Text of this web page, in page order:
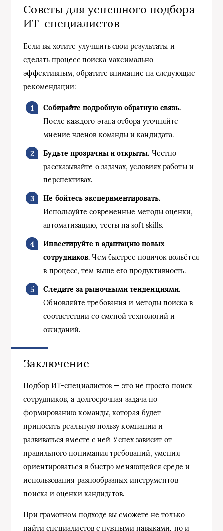
Советы для успешного подбора
ИТ-специалистов
Если вы хотите улучшить свои результаты и
сделать процесс поиска максимально
эффективным, обратите внимание на следующие
рекомендации:
Собирайте подробную обратную связь.
После каждого этапа отбора уточняйте
мнение членов команды и кандидата.
Будьте прозрачны и открыты. Честно
рассказывайте о задачах, условиях работы и
перспективах.
Не бойтесь экспериментировать.
Используйте современные методы оценки,
автоматизацию, тесты на soft skills.
Инвестируйте в адаптацию новых
сотрудников. Чем быстрее новичок вольётся
в процесс, тем выше его продуктивность.
Следите за рыночными тенденциями.
Обновляйте требования и методы поиска в
соответствии со сменой технологий и
ожиданий.
Заключение
Подбор ИТ-специалистов — это не просто поиск
сотрудников, а долгосрочная задача по
формированию команды, которая будет
приносить реальную пользу компании и
развиваться вместе с ней. Успех зависит от
правильного понимания требований, умения
ориентироваться в быстро меняющейся среде и
использования разнообразных инструментов
поиска и оценки кандидатов.
При грамотном подходе вы сможете не только
найти специалистов с нужными навыками, но и